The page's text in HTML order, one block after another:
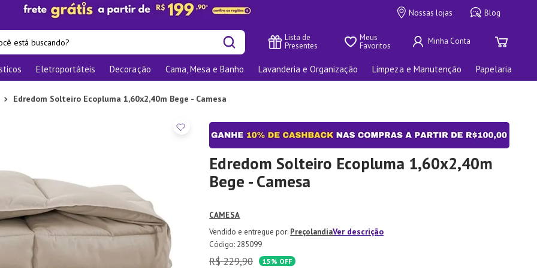
Nossas lojas Blog
está buscando?
Lista de
Presentes
Meus
Favoritos
Eletroportáteis Decoração Cama, Mesa e Banho Lavanderia e Organização Limpeza e Manutenção Papelaria
Edredom Solteiro Ecopluma 1,60x2,40m Bege - Camesa
Edredom Solteiro Ecopluma 1,60x2,40m
Bege - Camesa
CAMESA
PreçolandiaVer descrição
: 285099
R$ 229,90 15% OFF
buscados
Jantar